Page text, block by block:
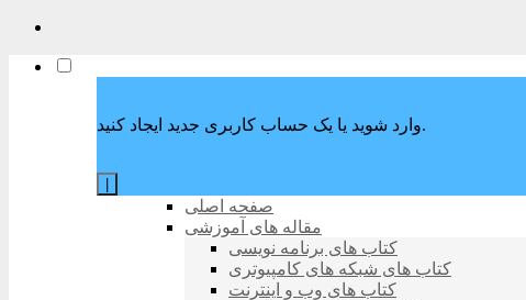
وارد شوید یا یک حساب کاربری جدید ایجاد کنید.
صفحه اصلی
مقاله های آموزشی
کتاب های برنامه نویسی
کتاب های شبکه های کامپیوتری
کتاب های وب و اینترنت